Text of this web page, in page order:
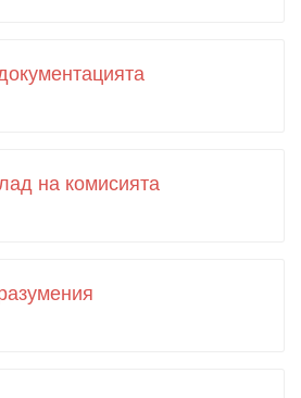
на комисията